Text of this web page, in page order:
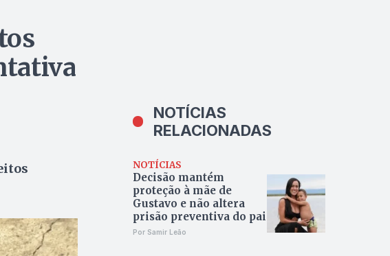
NOTÍCIAS
RELACIONADAS
NOTÍCIAS
Decisão mantém
proteção à mãe de
Gustavo e não altera
prisão preventiva do pai
Por Samir Leão